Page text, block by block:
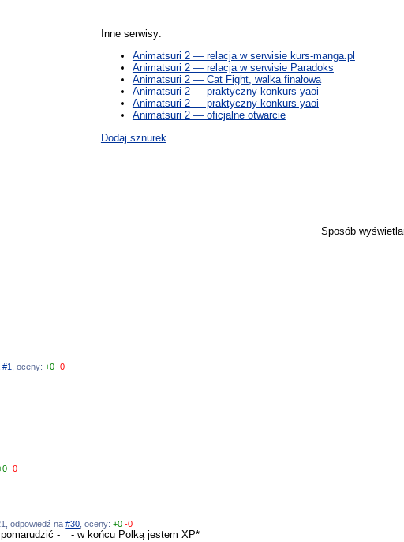
Inne serwisy:
Animatsuri 2 — relacja w serwisie kurs-manga.pl
Animatsuri 2 — relacja w serwisie Paradoks
Animatsuri 2 — Cat Fight, walka finałowa
Animatsuri 2 — praktyczny konkurs yaoi
Animatsuri 2 — praktyczny konkurs yaoi
Animatsuri 2 — oficjalne otwarcie
Dodaj sznurek
Sposób
#1 , oceny:+0 -0
-0
odpowiedź na#30 , oceny:+0 -0
-__- w końcu Polką jestem XP*